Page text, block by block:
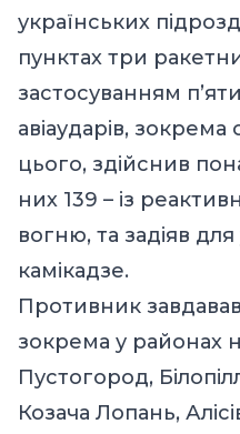
українських
пунктах три
застосуванням
авіаударів,
цього, здійснив
них 139 – із
вогню, та задіяв
камікадзе.
Противник завдавав
зокрема у районах
Пустогород,
Козача Лопань,